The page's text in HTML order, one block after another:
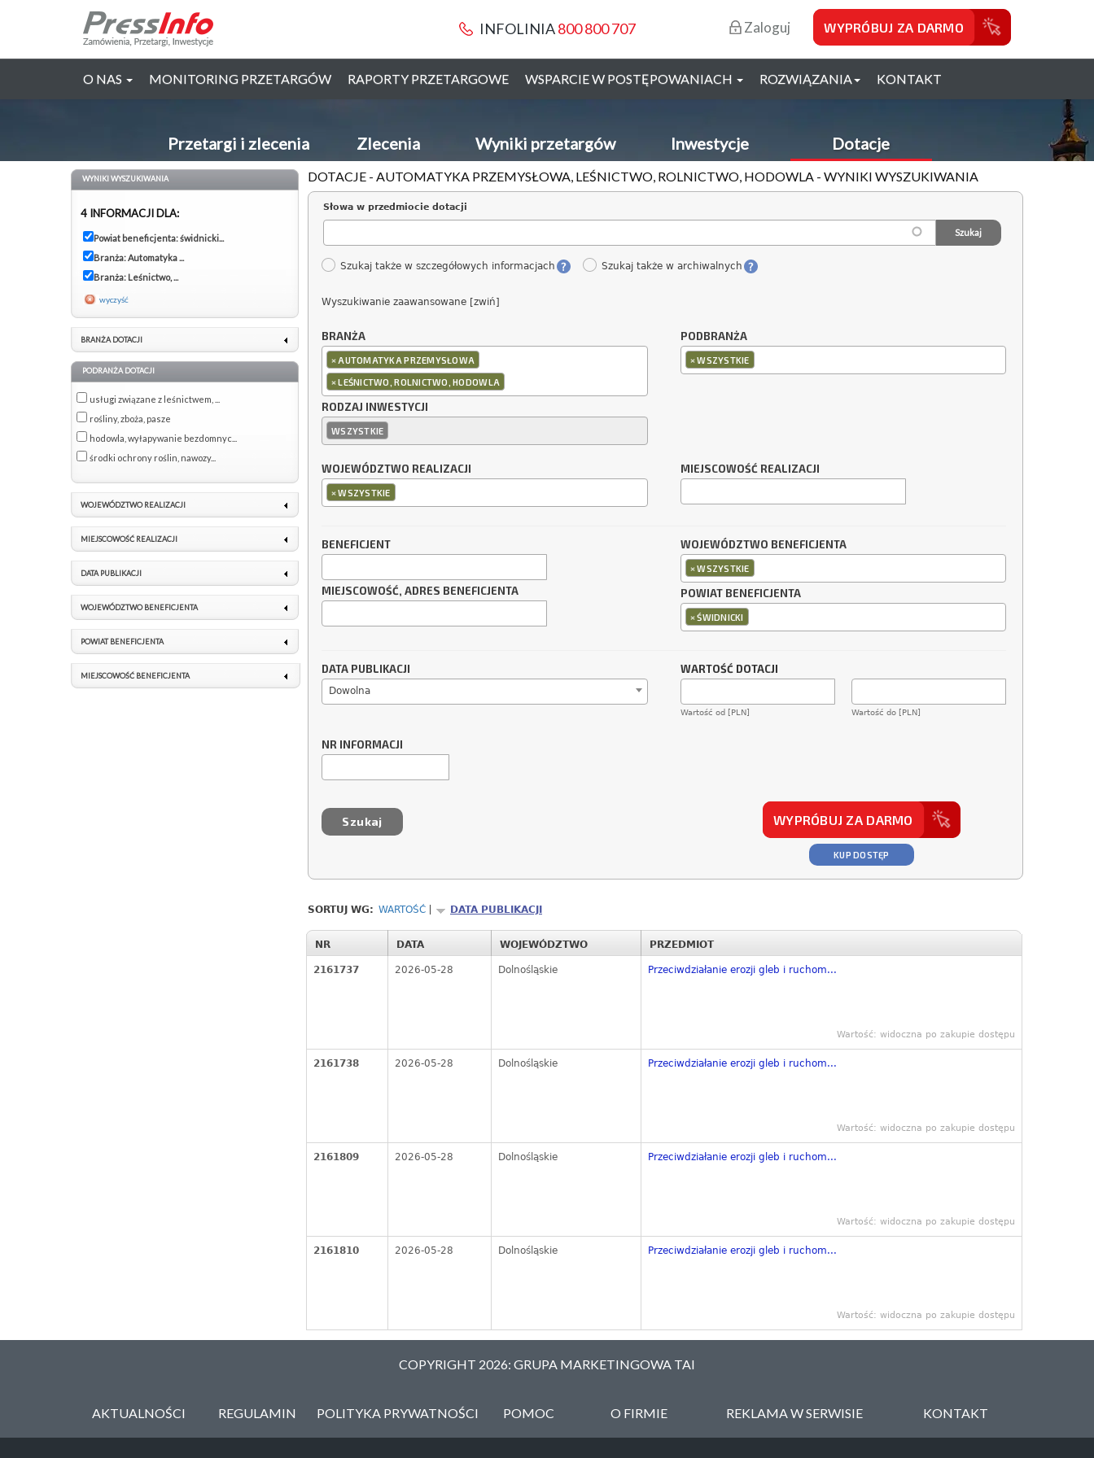
INFOLINIA800 800 707 Zaloguj WYPRÓBUJ ZA DARMO
O NAS MONITORING PRZETARGÓW RAPORTY PRZETARGOWE WSPARCIE W POSTĘPOWANIACH ROZWIĄZANIA KONTAKT
Przetargi i zlecenia Zlecenia Wyniki przetargów Inwestycje Dotacje
DOTACJE - AUTOMATYKA PRZEMYSŁOWA, LEŚNICTWO, ROLNICTWO, HODOWLA - WYNIKI WYSZUKIWANIA
Słowa w przedmiocie dotacji
Szukaj także w szczegółowych informacjach Szukaj także w archiwalnych
Wyszukiwanie zaawansowane [zwiń]
BRANŻA
× AUTOMATYKA PRZEMYSŁOWA
×LEŚNICTWO, ROLNICTWO, HODOWLA
RODZAJ INWESTYCJI
WSZYSTKIE
PODBRANŻA
×WSZYSTKIE
WOJEWÓDZTWO REALIZACJI
×WSZYSTKIE
MIEJSCOWOŚĆ REALIZACJI
BENEFICJENT
MIEJSCOWOŚĆ, ADRES BENEFICJENTA
WOJEWÓDZTWO BENEFICJENTA
×WSZYSTKIE
POWIAT BENEFICJENTA
×ŚWIDNICKI
DATA PUBLIKACJI
Dowolna
WARTOŚĆ DOTACJI
Wartość od [PLN] Wartość do [PLN]
NR INFORMACJI
WYPRÓBUJ ZA DARMO
KUP DOSTĘP
SORTUJ WG: WARTOŚĆ DATA PUBLIKACJI
NR DATA WOJEWÓDZTWO PRZEDMIOT
2161737 2026-05-28 Dolnośląskie Przeciwdziałanie erozji gleb i ruchom...
Wartość: widoczna po zakupie dostępu
2161738 2026-05-28 Dolnośląskie Przeciwdziałanie erozji gleb i ruchom...
Wartość: widoczna po zakupie dostępu
2161809 2026-05-28 Dolnośląskie Przeciwdziałanie erozji gleb i ruchom...
Wartość: widoczna po zakupie dostępu
2161810 2026-05-28 Dolnośląskie Przeciwdziałanie erozji gleb i ruchom...
Wartość: widoczna po zakupie dostępu
WYNIKI WYSZUKIWANIA
4 INFORMACJI DLA:
Powiat beneficjenta: świdnicki...
Branża: Automatyka ...
Branża: Leśnictwo, ...
wyczyść
BRANŻA DOTACJI
PODRANŻA DOTACJI
usługi związane z leśnictwem, ...
rośliny, zboża, pasze
hodowla, wyłapywanie bezdomnyc...
środki ochrony roślin, nawozy...
WOJEWÓDZTWO REALIZACJI
MIEJSCOWOŚĆ REALIZACJI
DATA PUBLIKACJI
WOJEWÓDZTWO BENEFICJENTA
POWIAT BENEFICJENTA
MIEJSCOWOŚĆ BENEFICJENTA
COPYRIGHT 2026: GRUPA MARKETINGOWA TAI
AKTUALNOŚCI REGULAMIN POLITYKA PRYWATNOŚCI POMOC O FIRMIE REKLAMA W SERWISIE KONTAKT